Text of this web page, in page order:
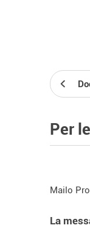
Per
Mailo
La